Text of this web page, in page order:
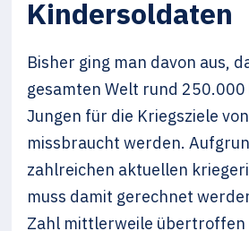
Kindersoldaten
Bisher ging man davon aus,
gesamten Welt rund 250.000
Jungen für die Kriegsziele
missbraucht werden.
zahlreichen aktuellen
muss damit gerechnet
Zahl mittlerweile übertroffen